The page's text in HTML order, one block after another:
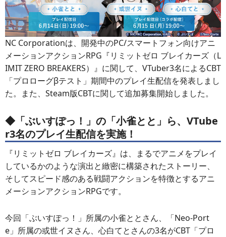
NC Corporationは、開発中のPC/スマートフォン向けアニ
メーションアクションRPG『リミットゼロ ブレイカーズ（L
IMIT ZERO BREAKERS）』に関して、VTuber3名によるCBT
「プロローグβテスト」期間中のプレイ生配信を発表しまし
た。また、Steam版CBTに関して追加募集開始しました。
◆「ぶいすぽっ！」の「小雀とと」ら、VTube
r3名のプレイ生配信を実施！
『リミットゼロ ブレイカーズ』は、まるでアニメをプレイ
しているかのような演出と緻密に構築されたストーリー、
そしてスピード感のある戦闘アクションを特徴とするアニ
メーションアクションRPGです。
今回「ぶいすぽっ！」所属の小雀ととさん、「Neo-Port
e」所属の或世イヌさん、心白てとさんの3名がCBT「プロ